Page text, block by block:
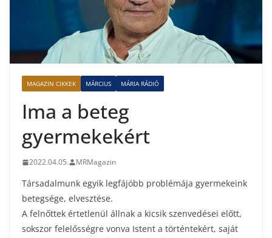
MAGAZIN CIKKEK MÁRCIUS MÁRIA RÁDIÓ
Ima a beteg
gyermekekért
2022.04.05. MRMagazin
Társadalmunk egyik legfájóbb problémája gyermekeink
betegsége, elvesztése.
A felnőttek értetlenül állnak a kicsik szenvedései előtt,
sokszor felelősségre vonva Istent a történtekért, saját